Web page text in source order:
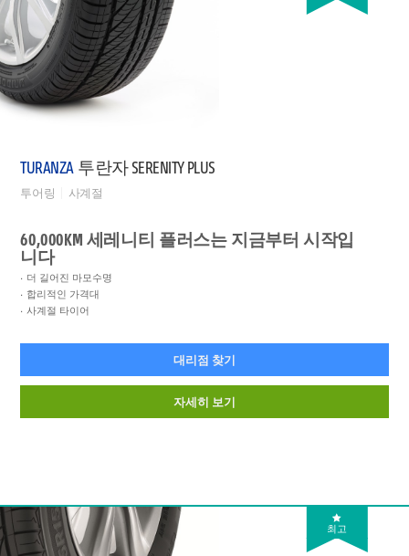
TURANZA 투란자 SERENITY PLUS
투어링 사계절
60,000KM 세레니티 플러스는 지금부터 시작입
니다
더 길어진 마모수명
합리적인 가격대
사계절 타이어
대리점 찾기
자세히 보기
최고